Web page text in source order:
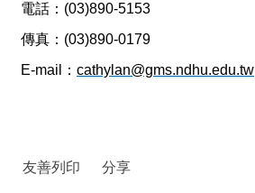
電話： (03)890-5153
傳真： (03)890-0179
E-mail
： cathylan@gms.ndhu.edu.tw
友善列印 分享